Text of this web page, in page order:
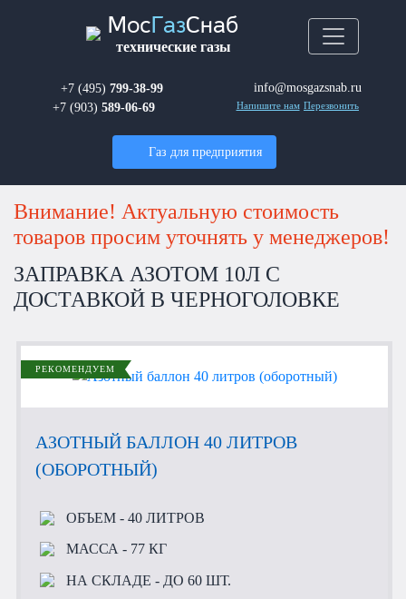
Мос ГазСнаб
технические газы
+7 (495) 799-38-99
+7 (903) 589-06-69
info@mosgazsnab.ru
Напишите нам Перезвонить
Газ для предприятия
Внимание! Актуальную стоимость
товаров просим уточнять у менеджеров!
ЗАПРАВКА АЗОТОМ 10Л С
ДОСТАВКОЙ В ЧЕРНОГОЛОВКЕ
РЕКОМЕНДУЕМ
АЗОТНЫЙ БАЛЛОН 40 ЛИТРОВ
(ОБОРОТНЫЙ)
ОБЪЕМ- 40 ЛИТРОВ
МАССА - 77 КГ
НА СКЛАДЕ - ДО 60 ШТ.